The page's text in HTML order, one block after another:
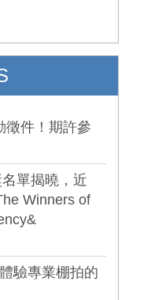
徵件！期許參
單揭曉，近
Winners of
驗專業棚拍的